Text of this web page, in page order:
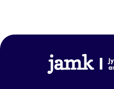
www.jamk.fi